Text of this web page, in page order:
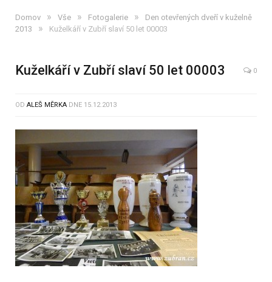
Domov » Vše » Fotogalerie »
Den otevřených dveří v kuželně
2013
» Kuželkáří v Zubří slaví 50 let 00003
Kuželkáří v Zubří slaví 50 let 00003 0
OD ALEŠ MĚRKA DNE 15.12.2013